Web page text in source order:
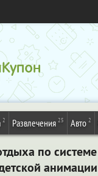
2 Развлечения 25 Авто 2
по